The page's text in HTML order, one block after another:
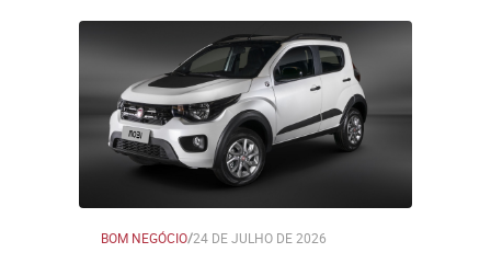
BOM NEGÓCIO/24 DE JULHO DE 2026